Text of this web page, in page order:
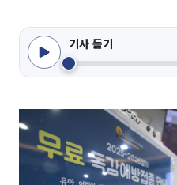
기사 듣기